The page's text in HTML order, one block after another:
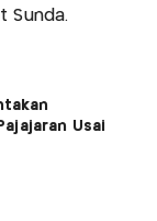
Sunda.
Usai